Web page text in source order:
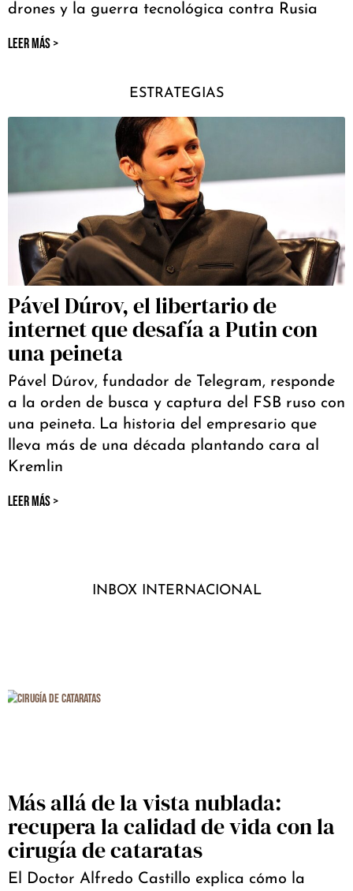
drones y la guerra tecnológica contra Rusia
LEER MÁS >
ESTRATEGIAS
Pável Dúrov, el libertario de
internet que desafía a Putin con
una peineta
Pável Dúrov, fundador de Telegram, responde
a la orden de busca y captura del FSB ruso con
una peineta. La historia del empresario que
lleva más de una década plantando cara al
Kremlin
LEER MÁS >
INBOX INTERNACIONAL
Más allá de la vista nublada:
recupera la calidad de vida con la
cirugía de cataratas
El Doctor Alfredo Castillo explica cómo la